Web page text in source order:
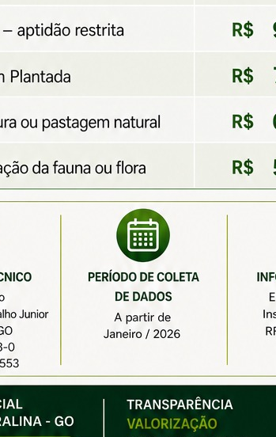
25 e 26 de junho, na sede
Publica Edital
para o Concurso
Inscrições para o Concurso
de Amaralina Abrem em Março